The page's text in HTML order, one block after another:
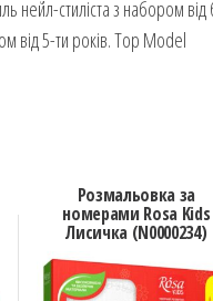
нейл-стиліста з набором
від 5-ти років. Top Model
Розмальовка за
номерами Rosa Kids
Лисичка (N0000234)